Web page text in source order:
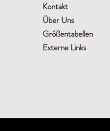
Kontakt
Über Uns
Größentabellen
Externe Links